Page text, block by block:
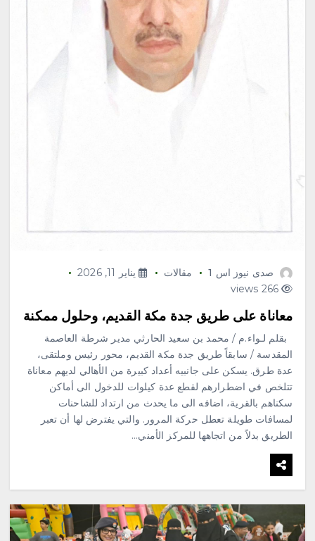
صدى نيوز اس 1 مقالات
يناير 11, 2026
266 views
معاناة على طريق جدة مكة القديم، وحلول ممكنة
بقلم لـواء.م / محمد بن سعيد الحارثي مدير شرطة العاصمة
المقدسة / سابقاً طريق جدة مكة القديم، محور رئيس وملتقى،
عدة طرق. يسكن على جانبيه أعداد كبيرة من الأهالي لديهم معاناة
تتلخص في اضطرارهم لقطع عدة كيلوات للدخول الى أماكن
سكناهم بالقرية، اضافه الى ما يحدث من ارتداد للشاحنات
لمسافات طويلة تعطل حركة المرور. والتي يفترض لها أن تعبر
الطريق بدلاً من اتجاهها للمركز الأمني…